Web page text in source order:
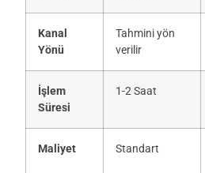
Kanal
Yönü
Tahmini yön
verilir
İşlem
Süresi
1-2 Saat
Maliyet Standart